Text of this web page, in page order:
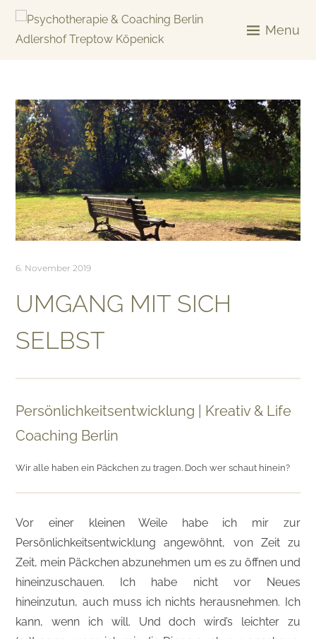
Skip
Menu
6. November 2019
UMGANG MIT SICH
SELBST
Persönlichkeitsentwicklung | Kreativ & Life
Coaching Berlin
Wir alle haben ein Päckchen zu tragen. Doch wer schaut hinein?
Vor einer kleinen Weile habe ich mir zur
Persönlichkeitsentwicklung angewöhnt, von Zeit zu
Zeit, mein Päckchen abzunehmen um es zu öffnen und
hineinzuschauen. Ich habe nicht vor Neues
hineinzutun, auch muss ich nichts herausnehmen. Ich
kann, wenn ich will. Und doch wird’s leichter zu